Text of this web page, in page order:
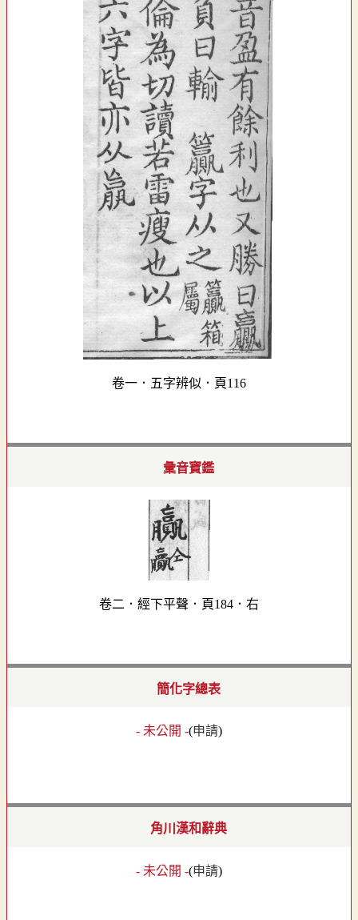
卷一．五字辨似．頁116
彙音寶鑑
卷二．經下平聲．頁184．右
簡化字總表
- 未公開 -(申請)
角川漢和辭典
- 未公開 -(申請)